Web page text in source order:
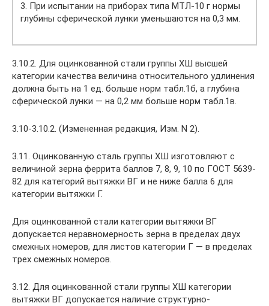
3. При испытании на приборах типа МТЛ-10 г нормы
глубины сферической лунки уменьшаются на 0,3 мм.
3.10.2. Для оцинкованной стали группы ХШ высшей
категории качества величина относительного удлинения
должна быть на 1 ед. больше норм табл.1б, а глубина
сферической лунки — на 0,2 мм больше норм табл.1в.
3.10-3.10.2. (Измененная редакция, Изм. N 2).
3.11. Оцинкованную сталь группы ХШ изготовляют с
величиной зерна феррита баллов 7, 8, 9, 10 по ГОСТ 5639-
82 для категорий вытяжки ВГ и не ниже балла 6 для
категории вытяжки Г.
Для оцинкованной стали категории вытяжки ВГ
допускается неравномерность зерна в пределах двух
смежных номеров, для листов категории Г — в пределах
трех смежных номеров.
3.12. Для оцинкованной стали группы ХШ категории
вытяжки ВГ допускается наличие структурно-